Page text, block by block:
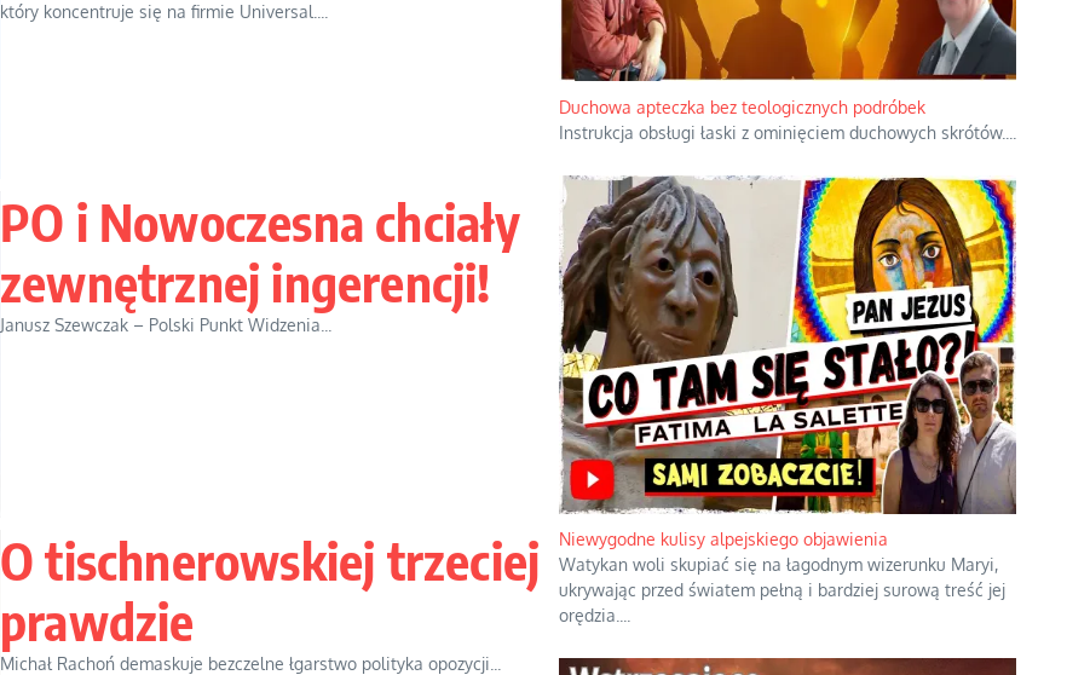
który koncentruje się na firmie Universal....
PO i Nowoczesna chciały
zewnętrznej ingerencji!
Janusz Szewczak – Polski Punkt Widzenia...
O tischnerowskiej trzeciej
prawdzie
Michał Rachoń demaskuje bezczelne łgarstwo polityka opozycji...
Duchowa apteczka bez teologicznych podróbek
Instrukcja obsługi łaski z ominięciem duchowych skrótów.
Niewygodne kulisy alpejskiego objawienia
Watykan woli skupiać się na łagodnym wizerunku Maryi,
ukrywając przed światem pełną i bardziej surową treść jej
orędzia.